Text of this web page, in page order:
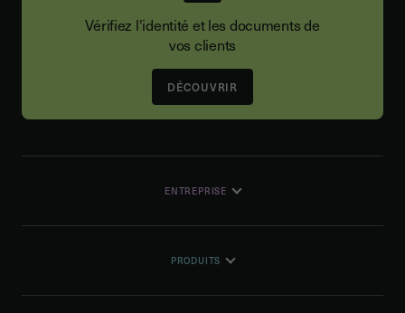
Vérifiez l'identité et les documents de
vos clients
DÉCOUVRIR
ENTREPRISE
PRODUITS